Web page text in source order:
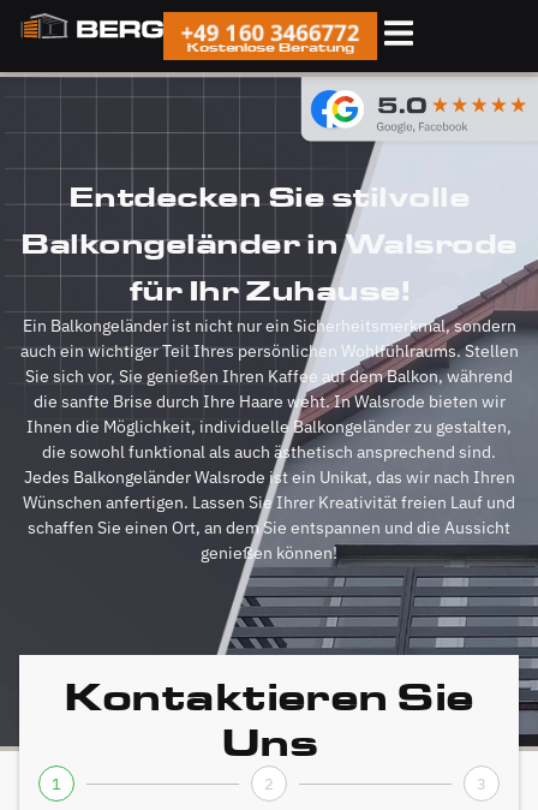
+49 160 3466772
Kostenlose Beratung
Entdecken Sie stilvolle
Balkongeländer in Walsrode
für Ihr Zuhause!
Ein Balkongeländer ist nicht nur ein Sicherheitsmerkmal, sondern
auch ein wichtiger Teil Ihres persönlichen Wohlfühlraums. Stellen
Sie sich vor, Sie genießen Ihren Kaffee auf dem Balkon, während
die sanfte Brise durch Ihre Haare weht. In Walsrode bieten wir
Ihnen die Möglichkeit, individuelle Balkongeländer zu gestalten,
die sowohl funktional als auch ästhetisch ansprechend sind.
Jedes Balkongeländer Walsrode ist ein Unikat, das wir nach Ihren
Wünschen anfertigen. Lassen Sie Ihrer Kreativität freien Lauf und
schaffen Sie einen Ort, an dem Sie entspannen und die Aussicht
genießen können!
Kontaktieren Sie
Uns
1 2 3